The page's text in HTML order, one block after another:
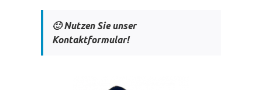
🙂 Nutzen Sie unser
Kontaktformular!